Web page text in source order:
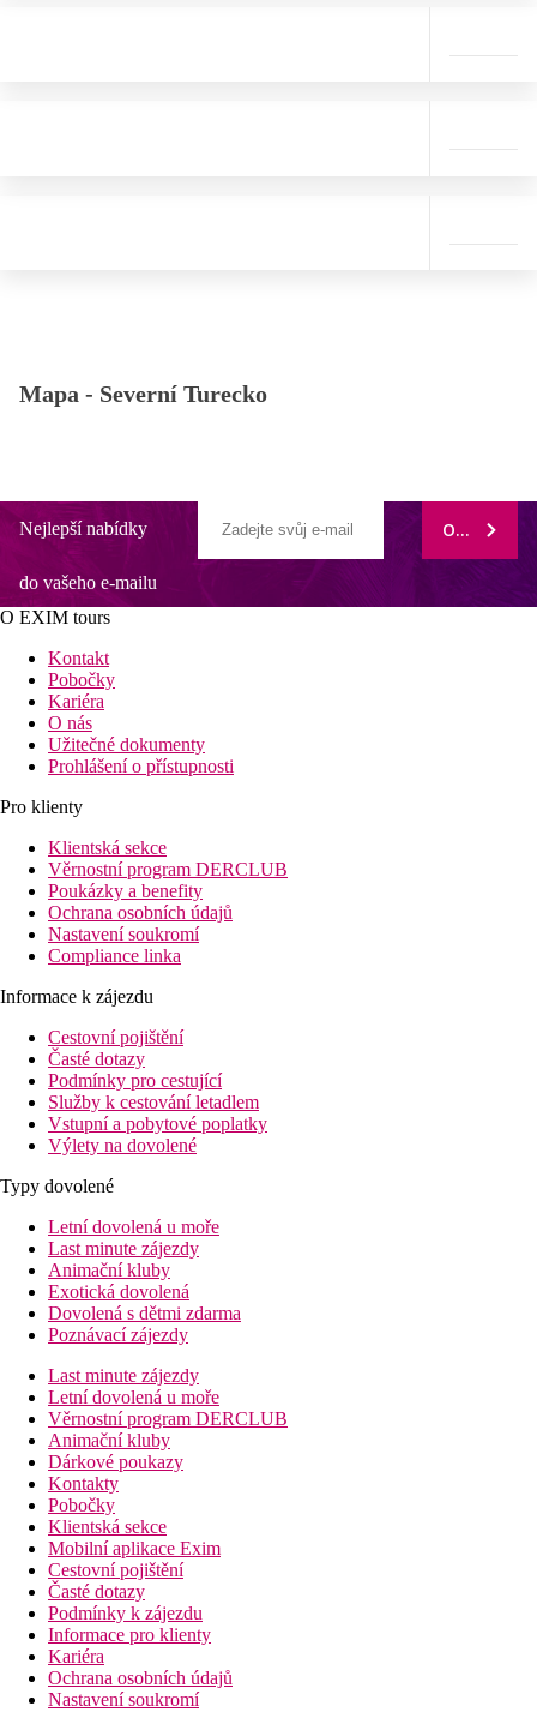
Mapa - Severní Turecko
Nejlepší nabídky
do vašeho e-mailu
ODEBÍRAT
O EXIM tours
Kontakt
Pobočky
Kariéra
O nás
Užitečné dokumenty
Prohlášení o přístupnosti
Pro klienty
Klientská sekce
Věrnostní program DERCLUB
Poukázky a benefity
Ochrana osobních údajů
Nastavení soukromí
Compliance linka
Informace k zájezdu
Cestovní pojištění
Časté dotazy
Podmínky pro cestující
Služby k cestování letadlem
Vstupní a pobytové poplatky
Výlety na dovolené
Typy dovolené
Letní dovolená u moře
Last minute zájezdy
Animační kluby
Exotická dovolená
Dovolená s dětmi zdarma
Poznávací zájezdy
Last minute zájezdy
Letní dovolená u moře
Věrnostní program DERCLUB
Animační kluby
Dárkové poukazy
Kontakty
Pobočky
Klientská sekce
Mobilní aplikace Exim
Cestovní pojištění
Časté dotazy
Podmínky k zájezdu
Informace pro klienty
Kariéra
Ochrana osobních údajů
Nastavení soukromí